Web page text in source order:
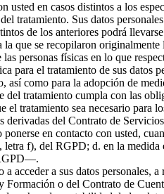
usted en casos distintos a los
tratamiento. Sus datos
de los anteriores podrá
la que se recopilaron
las personas físicas en lo que
para el tratamiento de sus datos
así como para la adopción de
del tratamiento cumpla con las
el tratamiento sea necesario para
derivadas del Contrato de
ponerse en contacto con usted,
letra f), del RGPD; d. en la medida
a acceder a sus datos personales,
Formación o del Contrato de